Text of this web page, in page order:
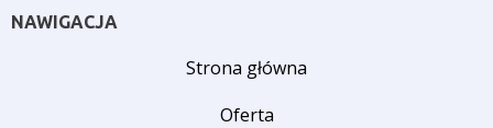
NAWIGACJA
Strona główna
Oferta